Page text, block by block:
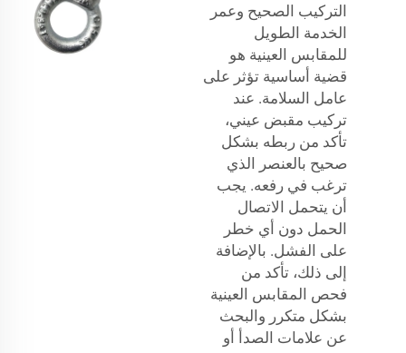
التركيب الصحيح وعمر
الخدمة الطويل
للمقابس العينية هو
قضية أساسية تؤثر على
عامل السلامة. عند
تركيب مقبض عيني،
تأكد من ربطه بشكل
صحيح بالعنصر الذي
ترغب في رفعه. يجب
أن يتحمل الاتصال
الحمل دون أي خطر
على الفشل. بالإضافة
إلى ذلك، تأكد من
فحص المقابس العينية
بشكل متكرر والبحث
عن علامات الصدأ أو